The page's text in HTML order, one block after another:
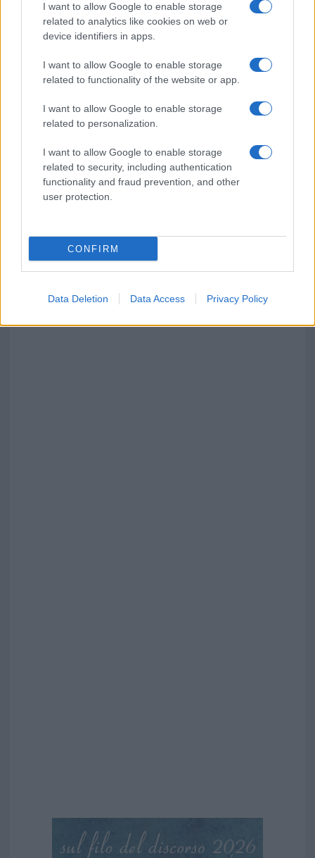
I want to allow Google to enable storage
related to analytics like cookies on web or
device identifiers in apps.
I want to allow Google to enable storage
related to functionality of the website or app.
I want to allow Google to enable storage
related to personalization.
I want to allow Google to enable storage
related to security, including authentication
functionality and fraud prevention, and other
user protection.
CONFIRM
Data Deletion Data Access Privacy Policy
Esce di strada con l’auto ad Arzachena: ferito il
conducente
Turiste si perdono a Tavolara: salvate dai vigili
Meteo Olbia 6 agosto, migliora il tempo in
Gallura
Incidente Olbia, poliziotto in vacanza salva 6
Red Valley Festival, musica no-stop a Olbia fino
alle 5